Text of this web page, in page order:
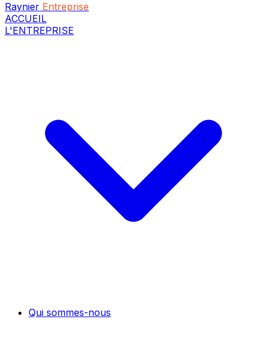
Raynier Entreprise
ACCUEIL
L'ENTREPRISE
Qui sommes-nous